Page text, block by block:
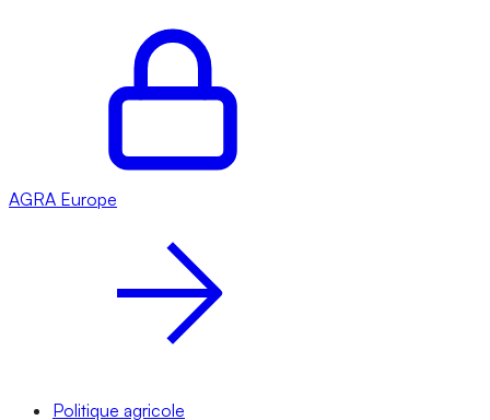
AGRA Europe
Politique agricole